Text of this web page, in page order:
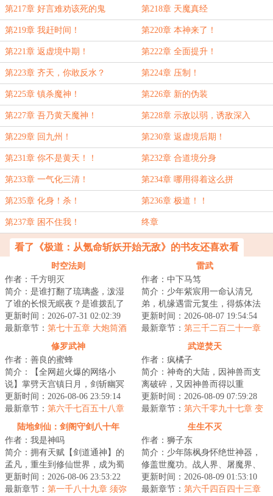
第217章 好言难劝该死的鬼 第218章 天魔真经
第219章 我赶时间！ 第220章 本神来了！
第221章 返虚境中期！ 第222章 全面提升！
第223章 齐天，你敢反水？ 第224章 压制！
第225章 镇杀魔神！ 第226章 新的伪装
第227章 吾乃黄天魔神！ 第228章 示敌以弱，诱敌深入
第229章 回九州！ 第230章 返虚境后期！
第231章 你不是黄天！！ 第232章 合道境分身
第233章 一气化三清！ 第234章 哪用得着这么拼
第235章 化身！杀！ 第236章 极道！！
第237章 困不住我！ 终章
看了《极道：从氪命斩妖开始无敌》的书友还喜欢看
时空法则
作者：千方明灭
简介：是谁打翻了琉璃盏，泼湿
了谁的长恨无眠夜？是谁拨乱了
竖弓琴，惊扰了谁的江上无澜
月？有人在在偌大...
更新时间：2026-07-31 02:02:39
最新章节： 第七十五章 大炮筒酒
雷武
作者：中下马笃
简介：少年紫宸用一命认清兄
弟，机缘遇雷元复生，得炼体法
诀，踏上强者之路。雷电淬圣
体，造化铸天途！以...
更新时间：2026-08-07 19:54:54
最新章节： 第三千二百二十一章
修罗武神
作者：善良的蜜蜂
简介：【全网超火爆的网络小
说】掌劈天宫镇日月，剑斩幽冥
踏九霄，世间凡人万万亿，修罗
成神我最狂！本天...
更新时间：2026-08-06 23:59:14
最新章节： 第六千七百五十八章
这里，到底是何地？
武逆焚天
作者：疯橘子
简介：神奇的大陆，因神兽而支
离破碎，又因神兽而得以重
生！！各方势力追寻多年的重宝
出世，一场腥风血雨...
更新时间：2026-08-09 07:59:28
最新章节： 第六千零九十七章 变
陆地剑仙：剑阁守剑八十年
作者：我是神吗
简介：拥有天赋【剑道通神】的
孟凡，重生到修仙世界，成为蜀
山剑派的剑阁守剑人。触摸到“七
星剑”，获得...
更新时间：2026-08-06 23:53:22
最新章节： 第一千八十九章 须弥
生生不灭
作者：狮子东
简介：少年陈枫身怀绝世神器，
修盖世魔功。战人界、屠魔界、
挑仙界、冲神界。打遍诸世界，
杀出冲天血路，...
更新时间：2026-08-09 01:53:10
最新章节： 第六千四百四十三章